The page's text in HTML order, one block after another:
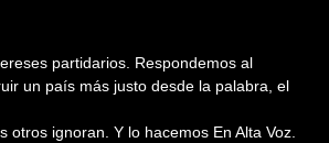
partidarios. Respondemos al
un país más justo desde la palabra, el
otros ignoran. Y lo hacemos En Alta Voz.